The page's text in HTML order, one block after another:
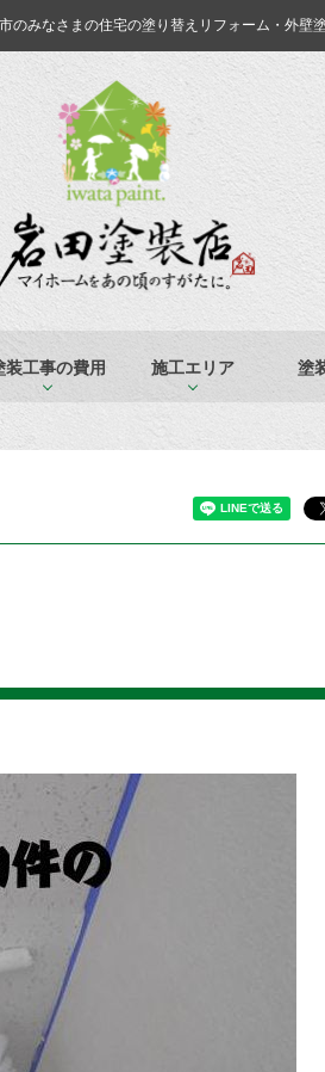
のみなさまの住宅の塗り替えリフォーム・外壁
装工事の費用 施工エリア 塗